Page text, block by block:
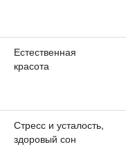
Естественная
красота
Стресс и усталость,
здоровый сон